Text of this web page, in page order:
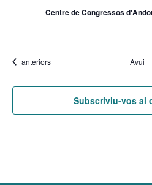
Centre de Congressos
Esdeveniments
anteriors Avui
Subscriviu-vos al